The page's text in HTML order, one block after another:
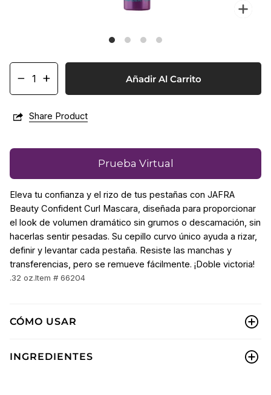
− + Añadir Al Carrito
Share Product
Prueba Virtual
Eleva tu confianza y el rizo de tus pestañas con JAFRA
Beauty Confident Curl Mascara, diseñada para proporcionar
el look de volumen dramático sin grumos o descamación, sin
hacerlas sentir pesadas. Su cepillo curvo único ayuda a rizar,
definir y levantar cada pestaña. Resiste las manchas y
transferencias, pero se remueve fácilmente. ¡Doble victoria!
.32 oz.Item # 66204
CÓMO USAR
INGREDIENTES